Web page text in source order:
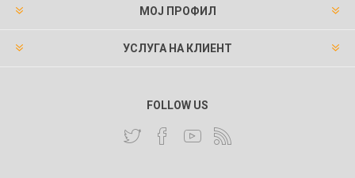
МОЈ ПРОФИЛ
УСЛУГА НА КЛИЕНТ
FOLLOW US